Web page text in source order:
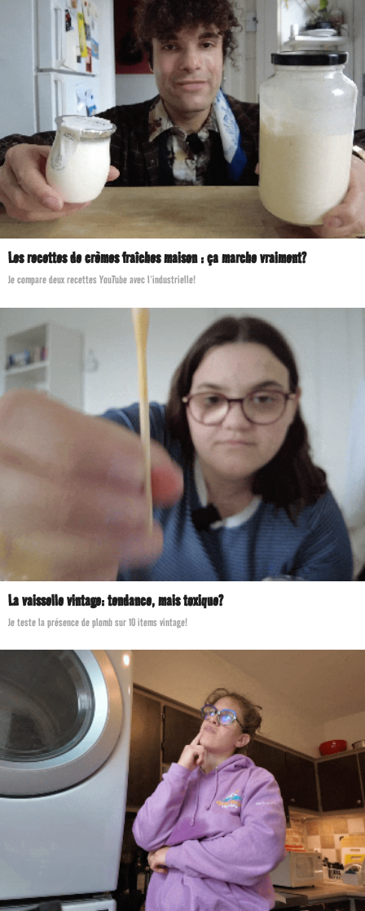
Les recettes de crèmes fraîches maison : ça marche vraiment?
Je compare deux recettes YouTube avec l’industrielle!
La vaisselle vintage: tendance, mais toxique?
Je teste la présence de plomb sur 10 items vintage!